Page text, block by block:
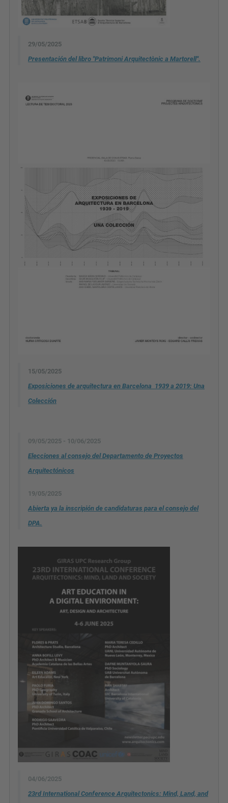
29/05/2025
Presentación del libro "Patrimoni Arquitectònic a Martorell".
15/05/2025
Exposiciones de arquitectura en Barcelona 1939 a 2019: Una
Colección
09/05/2025 - 10/06/2025
Elecciones al consejo del Departamento de Proyectos
Arquitectónicos
19/05/2025
Abierta ya la inscripión de candidaturas para el consejo del
DPA.
04/06/2025
23rd International Conference Arquitectonics: Mind, Land, and